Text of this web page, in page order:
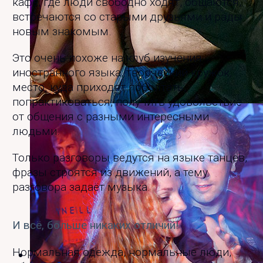
Хастл дискотека "Тульский Пряник"
встречаются со старыми друзьями и рады
новым знакомым.
Это очень похоже на клуб изучения
иностранного языка, творческий кружок,
место, куда приходят поболтать,
попрактиковаться, получить удовольствие
от общения с разными интересными
людьми.
Только разговоры ведутся на языке танцев,
фразы строятся из движений, а тему
разговора задаёт музыка.
И всё, больше никаких отличий!
Нормальная одежда, нормальные люди,